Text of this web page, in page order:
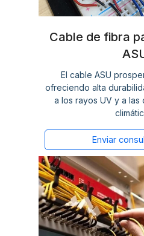
Cable de fibra
El cable ASU
ofreciendo alta
a los rayos UV y a las
Enviar